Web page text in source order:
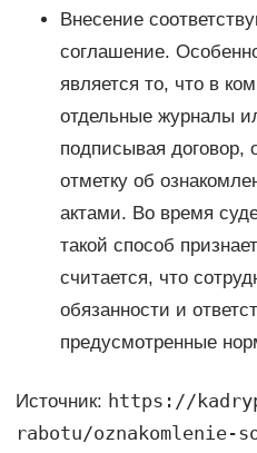
Внесение
соглашение.
является то, что в
отдельные журналы
подписывая договор,
отметку об
актами. Во время
такой способ
считается, что
обязанности и
предусмотренные
Источник: https://
rabotu/oznakomlenie-